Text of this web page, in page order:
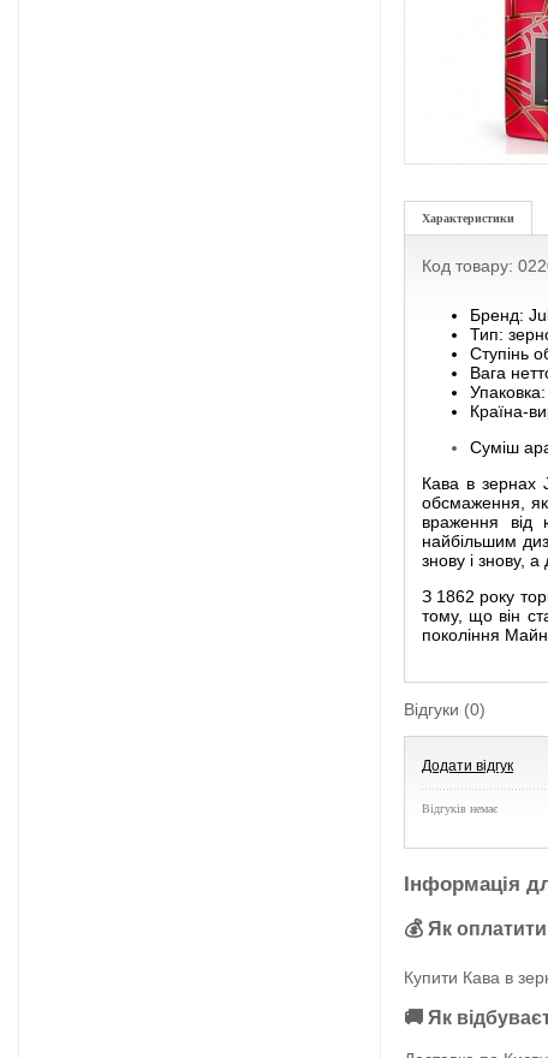
Характеристики
Код товару:
Бренд:
Тип:
Ступінь
Вага
Країна-
Суміш
Кава в зернах
обсмаження,
враження від
найбільшим
знову і знову,
З 1862 року
тому, що він
покоління
Відгуки (0)
Додати відгук
Відгуків немає
Інформація
💰 Як
Купити Кава в
🚚 Як